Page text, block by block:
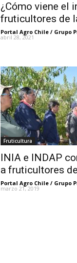
¿Cómo viene el
fruticultores de
Portal Agro Chile / Grupo
abril 28, 2021
Fruticultura
INIA e INDAP
a fruticultores
Portal Agro Chile / Grupo
marzo 21, 2019